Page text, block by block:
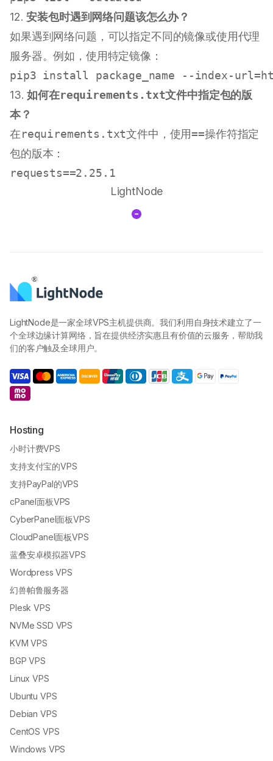
12.安装包时遇到网络问题该怎么办？
如果遇到网络问题，可以指定不同的镜像或使用代理
服务器。例如，使用特定镜像：
13.如何在requirements.txt文件中指定包的版
本？
在requirements.txt文件中，使用==操作符指定
包的版本：
LightNode
LightNode是一家全球VPS主机提供商。我们利用自身技术建立了一
个全球边缘计算网络，旨在提供经济实惠且有价值的云服务，帮助我
们的客户触及全球用户。
Hosting
小时计费VPS
支持支付宝的VPS
支持PayPal的VPS
cPanel面板VPS
CyberPanel面板VPS
CloudPanel面板VPS
蓝叠安卓模拟器VPS
Wordpress VPS
幻兽帕鲁服务器
Plesk VPS
NVMe SSD VPS
KVM VPS
BGP VPS
Linux VPS
Ubuntu VPS
Debian VPS
CentOS VPS
Windows VPS